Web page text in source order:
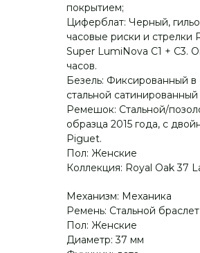
покрытием;
Циферблат: Черный,
часовые риски и стрелки
Super LumiNova С1 + С3.
часов.
Безель: Фиксированный
стальной
Ремешок: Стальной/
образца 2015 года, с
Piguet.
Пол: Женские
Коллекция: Royal Oak 37
Механизм: Механика
Ремень: Стальной браслет
Пол: Женские
Диаметр: 37 мм